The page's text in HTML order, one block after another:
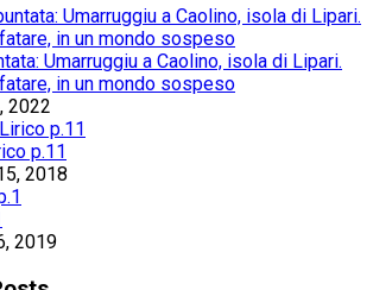
Umarruggiu a Caolino, isola di Lipari.
in un mondo sospeso
2022
p.11
2018
2019